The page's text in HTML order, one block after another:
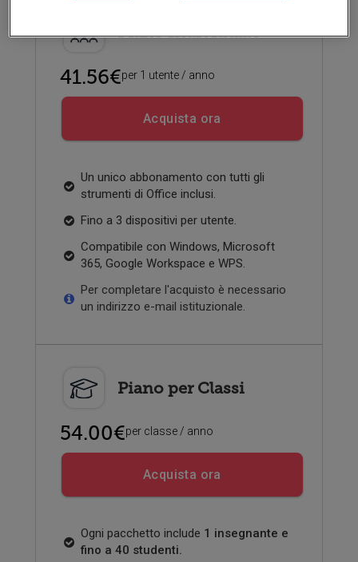
Piano Individuale
41.56€per 1 utente / anno
Acquista ora
Un unico abbonamento con tutti gli
strumenti di Office inclusi.
Fino a 3 dispositivi per utente.
Compatibile con Windows, Microsoft
365, Google Workspace e WPS.
Per completare l'acquisto è necessario
un indirizzo e-mail istituzionale.
Piano per Classi
54.00€per classe / anno
Acquista ora
Ogni pacchetto include 1 insegnante e
fino a 40 studenti.